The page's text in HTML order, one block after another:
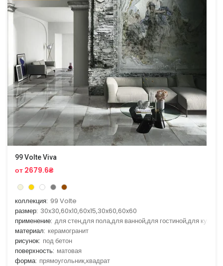
99 Volte Viva
от 2679.6₴
коллекция: 99 Volte
размер: 30x30,60x10,60x15,30x60,60x60
применение: для стен,для пола,для ванной,для гостиной,для кухни
материал: керамогранит
рисунок: под бетон
поверхность: матовая
форма: прямоугольник,квадрат